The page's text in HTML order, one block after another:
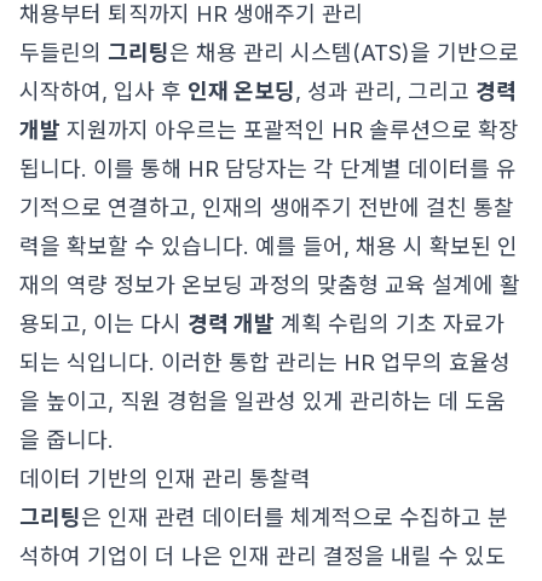
채용부터 퇴직까지 HR 생애주기 관리
두들린의 그리팅은 채용 관리 시스템(ATS)을 기반으로
시작하여, 입사 후 인재 온보딩, 성과 관리, 그리고 경력
개발 지원까지 아우르는 포괄적인 HR 솔루션으로 확장
됩니다. 이를 통해 HR 담당자는 각 단계별 데이터를 유
기적으로 연결하고, 인재의 생애주기 전반에 걸친 통찰
력을 확보할 수 있습니다. 예를 들어, 채용 시 확보된 인
재의 역량 정보가 온보딩 과정의 맞춤형 교육 설계에 활
용되고, 이는 다시 경력 개발 계획 수립의 기초 자료가
되는 식입니다. 이러한 통합 관리는 HR 업무의 효율성
을 높이고, 직원 경험을 일관성 있게 관리하는 데 도움
을 줍니다.
데이터 기반의 인재 관리 통찰력
그리팅은 인재 관련 데이터를 체계적으로 수집하고 분
석하여 기업이 더 나은 인재 관리 결정을 내릴 수 있도